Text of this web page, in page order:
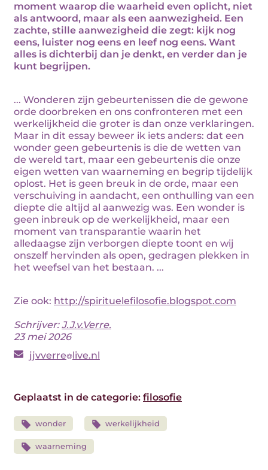
moment waarop die waarheid even oplicht, niet
als antwoord, maar als een aanwezigheid. Een
zachte, stille aanwezigheid die zegt: kijk nog
eens, luister nog eens en leef nog eens. Want
alles is dichterbij dan je denkt, en verder dan je
kunt begrijpen.
... Wonderen zijn gebeurtenissen die de gewone
orde doorbreken en ons confronteren met een
werkelijkheid die groter is dan onze verklaringen.
Maar in dit essay beweer ik iets anders: dat een
wonder geen gebeurtenis is die de wetten van
de wereld tart, maar een gebeurtenis die onze
eigen wetten van waarneming en begrip tijdelijk
oplost. Het is geen breuk in de orde, maar een
verschuiving in aandacht, een onthulling van een
diepte die altijd al aanwezig was. Een wonder is
geen inbreuk op de werkelijkheid, maar een
moment van transparantie waarin het
alledaagse zijn verborgen diepte toont en wij
onszelf hervinden als open, gedragen plekken in
het weefsel van het bestaan. ...
Zie ook: http://spirituelefilosofie.blogspot.com
Schrijver:J.J.v.Verre.
23 mei 2026
jjvverre live.nl
Geplaatst in de categorie: filosofie
wonder werkelijkheid
waarneming